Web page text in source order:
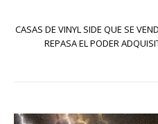
CASAS DE VINYL SIDE QUE SE
REPASA EL PODER